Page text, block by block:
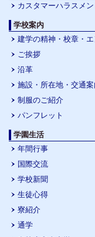
カスタマーハラスメン
学校案内
建学の精神・校章・
ご挨拶
沿革
施設・所在地・交通案
制服のご紹介
パンフレット
学園生活
年間行事
国際交流
学校新聞
生徒心得
寮紹介
通学